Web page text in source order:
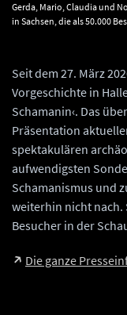
Gerda, Mario, Claudia und
in Sachsen, die als 50.000
Seit dem 27. März
Vorgeschichte in
Schamanin‹. Das
Präsentation
spektakulären
aufwendigsten
Schamanismus und
weiterhin nicht nach.
Besucher in der
Die ganze